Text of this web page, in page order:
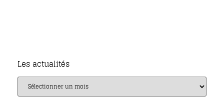
Les actualités